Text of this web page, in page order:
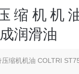
缩机机
润滑油
压缩机机油 COLTRI